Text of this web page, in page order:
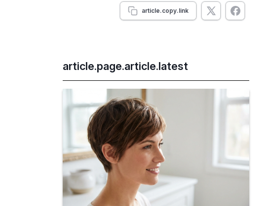
article.copy.link
article.page.article.latest